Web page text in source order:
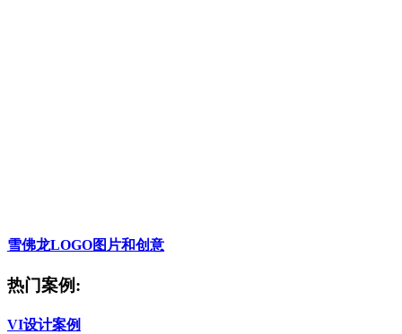
雪佛龙LOGO图片和创意
热门案例:
VI设计案例